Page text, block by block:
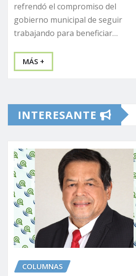
refrendó el compromiso del
gobierno municipal de seguir
trabajando para beneficiar…
MÁS +
INTERESANTE
COLUMNAS